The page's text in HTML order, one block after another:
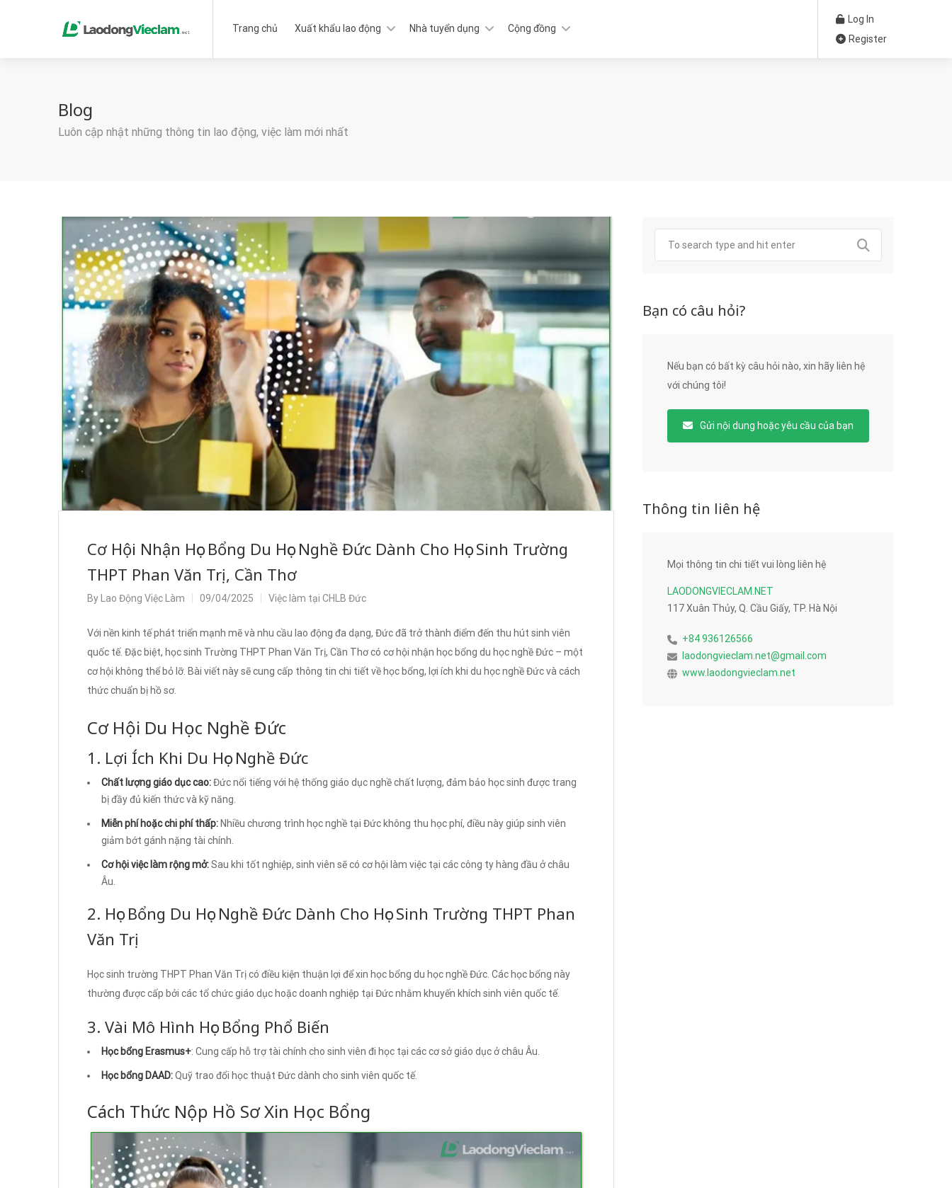
Trang chủ Xuất khẩu lao động Nhà tuyển dụng Cộng đồng
Log In
Register
Blog
Luôn cập nhật những thông tin lao động, việc làm mới nhất
Cơ Hội Nhận Học Bổng Du Học Nghề Đức Dành Cho Học Sinh Trường
THPT Phan Văn Trị, Cần Thơ
By Lao Động Việc Làm 09/04/2025 Việc làm tại CHLB Đức
Với nền kinh tế phát triển mạnh mẽ và nhu cầu lao động đa dạng, Đức đã trở thành điểm đến thu hút sinh viên
quốc tế. Đặc biệt, học sinh Trường THPT Phan Văn Trị, Cần Thơ có cơ hội nhận học bổng du học nghề Đức – một
cơ hội không thể bỏ lỡ. Bài viết này sẽ cung cấp thông tin chi tiết về học bổng, lợi ích khi du học nghề Đức và cách
thức chuẩn bị hồ sơ.
Cơ Hội Du Học Nghề Đức
1. Lợi Ích Khi Du Học Nghề Đức
Chất lượng giáo dục cao:Đức nổi tiếng với hệ thống giáo dục nghề chất lượng, đảm bảo học sinh được trang
bị đầy đủ kiến thức và kỹ năng.
Miễn phí hoặc chi phí thấp: Nhiều chương trình học nghề tại Đức không thu học phí, điều này giúp sinh viên
giảm bớt gánh nặng tài chính.
Cơ hội việc làm rộng mở:Sau khi tốt nghiệp, sinh viên sẽ có cơ hội làm việc tại các công ty hàng đầu ở châu
Âu.
2. Học Bổng Du Học Nghề Đức Dành Cho Học Sinh Trường THPT Phan
Văn Trị
Học sinh trường THPT Phan Văn Trị có điều kiện thuận lợi để xin học bổng du học nghề Đức. Các học bổng này
thường được cấp bởi các tổ chức giáo dục hoặc doanh nghiệp tại Đức nhằm khuyến khích sinh viên quốc tế.
3. Vài Mô Hình Học Bổng Phổ Biến
Học bổng Erasmus+: Cung cấp hỗ trợ tài chính cho sinh viên đi học tại các cơ sở giáo dục ở châu Âu.
Học bổng DAAD:Quỹ trao đổi học thuật Đức dành cho sinh viên quốc tế.
Cách Thức Nộp Hồ Sơ Xin Học Bổng
Bạn có câu hỏi?
Nếu bạn có bất kỳ câu hỏi nào, xin hãy liên hệ
với chúng tôi!
Gửi nội dung hoặc yêu cầu của bạn
Thông tin liên hệ
Mọi thông tin chi tiết vui lòng liên hệ
LAODONGVIECLAM.NET
117 Xuân Thủy, Q. Cầu Giấy, TP. Hà Nội
+84 936126566
laodongvieclam.net@gmail.com
www.laodongvieclam.net